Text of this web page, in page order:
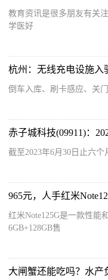
教育资讯是很多朋友有关
学医好
杭州：无线充电设施入
倒车入库、刷卡感应、关
截至2023年6月30日止六
965元，人手红米
红米Note125G是一款性能
6GB+128GB售